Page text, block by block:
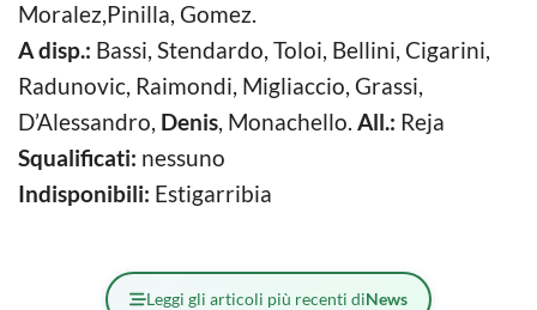
Moralez,Pinilla, Gomez.
A disp.: Bassi, Stendardo, Toloi, Bellini, Cigarini,
Radunovic, Raimondi, Migliaccio, Grassi,
D’Alessandro, Denis, Monachello. All.: Reja
Squalificati: nessuno
Indisponibili: Estigarribia
Leggi gli articoli più recenti diNews